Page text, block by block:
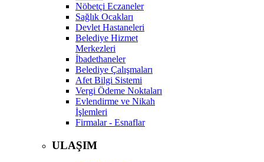
Nöbetçi Eczaneler
Sağlık Ocakları
Devlet Hastaneleri
Belediye Hizmet
Merkezleri
İbadethaneler
Belediye Çalışmaları
Afet Bilgi Sistemi
Vergi Ödeme Noktaları
Evlendirme ve Nikah
İşlemleri
Firmalar - Esnaflar
ULAŞIM